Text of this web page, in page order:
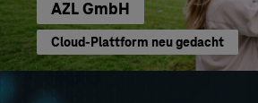
AZL GmbH
Cloud-Plattform neu gedacht